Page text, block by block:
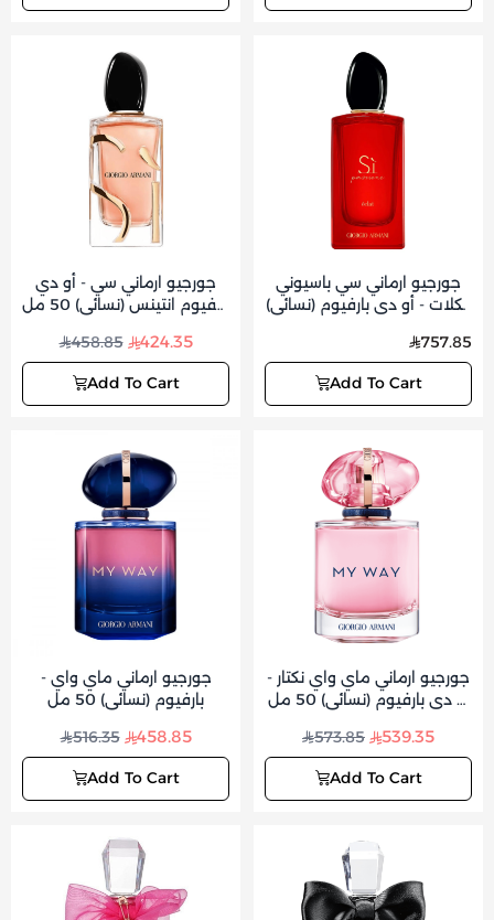
جورجيو ارماني سي - أو دي
بارفيوم انتينس (نسائي) 50 مل
458.85 424.35
Add To Cart
جورجيو ارماني سي باسيوني
ايكلات - أو دي بارفيوم (نسائي)
757.85
Add To Cart
جورجيو ارماني ماي واي -
بارفيوم (نسائي) 50 مل
516.35
458.85
Add To Cart
جورجيو ارماني ماي واي نكتار -
أو دي بارفيوم (نسائي) 50 مل
573.85 539.35
Add To Cart